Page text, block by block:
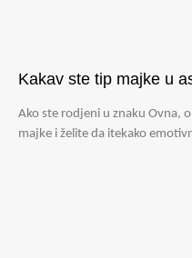
Kakav ste tip majke u
Ako ste rodjeni u znaku Ovna,
majke i želite da itekako